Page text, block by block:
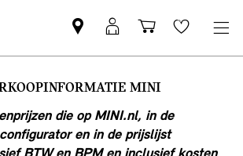
Vind
een
partner
MyMini
login
Wishlist
MINI
die op MINI.nl, in de
en in de prijslijst